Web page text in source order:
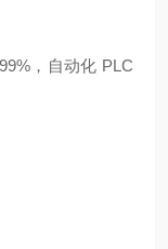
，自动化 PLC